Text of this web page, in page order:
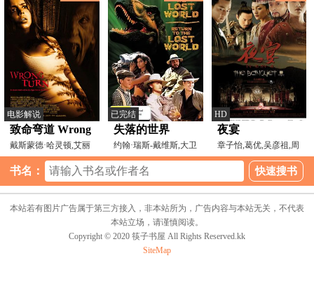
电影解说
致命弯道 Wrong
Turn[电影解说]
戴斯蒙德·哈灵顿,艾丽
莎·杜什库,埃曼纽尔
已完结
失落的世界
1925[电影解说]
约翰·瑞斯-戴维斯,大卫
·沃纳,艾瑞克·麦
HD
夜宴
章子怡,葛优,吴彦祖,周
迅,马精武,黄晓明,周
书名：
本站若有图片广告属于第三方接入，非本站所为，广告内容与本站无关，不代表
本站立场，请谨慎阅读。
Copyright © 2020 筷子书屋 All Rights Reserved.kk
SiteMap